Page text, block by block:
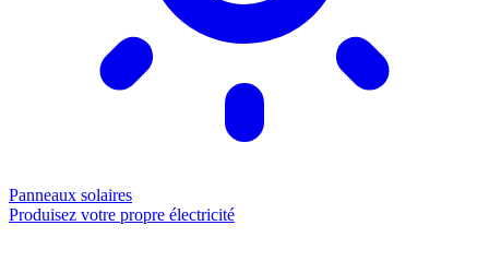
Panneaux solaires
Produisez votre propre électricité